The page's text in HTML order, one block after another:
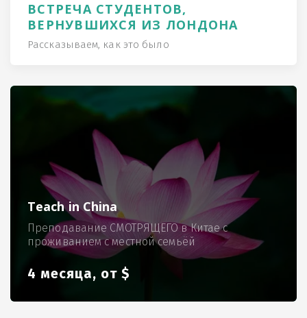
ВСТРЕЧА СТУДЕНТОВ,
ВЕРНУВШИХСЯ ИЗ ЛОНДОНА
Рассказываем, как это было
Teach in China
Преподавание СМОТРЯЩЕГО в Китае с
проживанием с местной семьёй
4 месяца, от $